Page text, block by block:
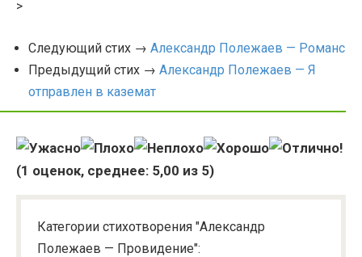
>
Следующий стих → Александр Полежаев — Романс
Предыдущий стих → Александр Полежаев — Я
отправлен в каземат
(1 оценок, среднее: 5,00 из 5)
Категории стихотворения "Александр
Полежаев — Провидение":